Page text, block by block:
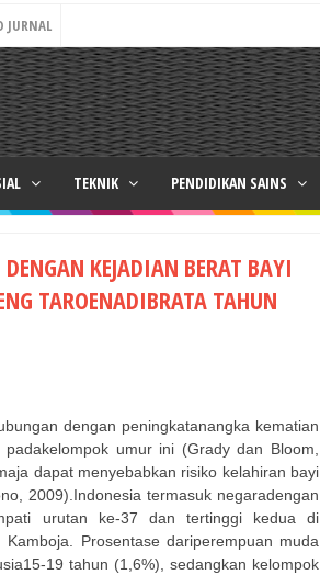
JURNAL
TEKNIK PENDIDIKAN SAINS
KEJADIAN BERAT BAYI
TAROENADIBRATA TAHUN
dengan peningkatanangka kematian
umur ini (Grady dan Bloom,
dapat menyebabkan risiko kelahiran bayi
2009).Indonesia termasuk negaradengan
urutan ke-37 dan tertinggi kedua di
Prosentase dariperempuan muda
19 tahun (1,6%), sedangkan kelompok